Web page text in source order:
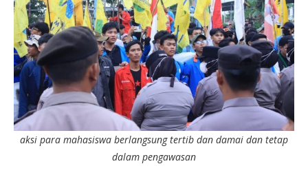
aksi para mahasiswa berlangsung tertib dan damai dan tetap
dalam pengawasan